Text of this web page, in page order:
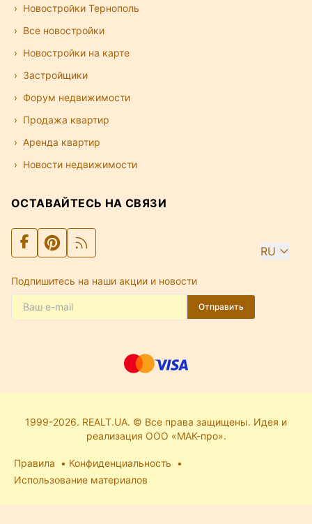
Новостройки Тернополь
Все новостройки
Новостройки на карте
Застройщики
Форум недвижимости
Продажа квартир
Аренда квартир
Новости недвижимости
ОСТАВАЙТЕСЬ НА СВЯЗИ
RU
Подпишитесь на наши акции и новости
Отправить
1999-2026. REALT.UA. © Все права защищены. Идея и
реализация ООО «МАК-про».
Правила
Конфиденциальность
Использование материалов